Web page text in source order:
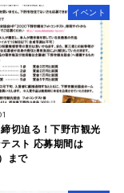
イベント
締切迫る！下野市観光
スト 応募期間は
まで